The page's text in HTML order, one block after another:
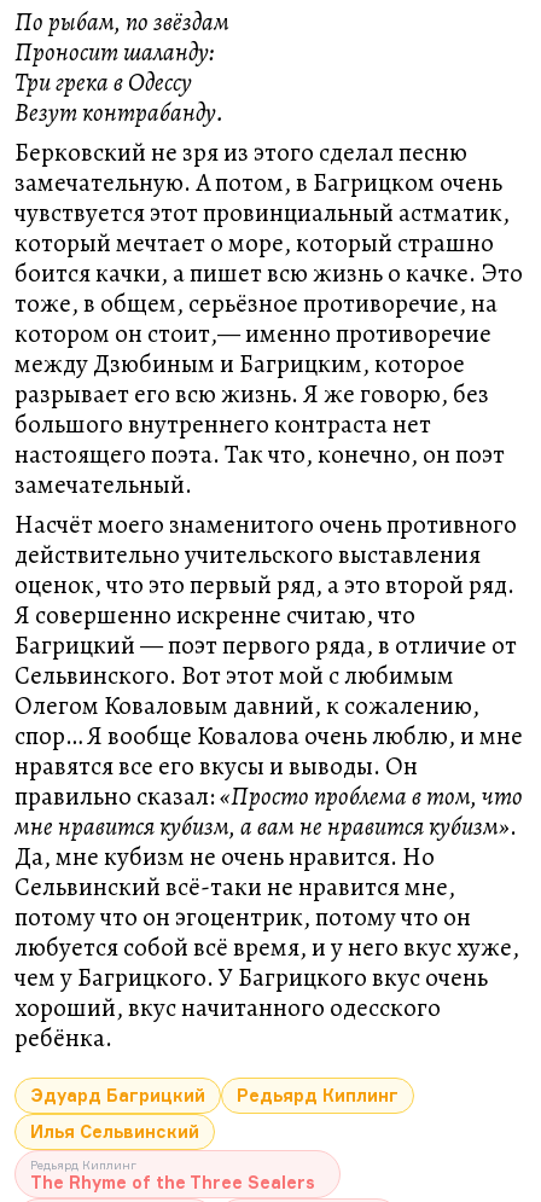
По рыбам, по звёздам
Проносит шаланду:
Три грека в Одессу
Везут контрабанду.
Берковский не зря из этого сделал песню
замечательную. А потом, в Багрицком очень
чувствуется этот провинциальный астматик,
который мечтает о море, который страшно
боится качки, а пишет всю жизнь о качке. Это
тоже, в общем, серьёзное противоречие, на
котором он стоит,— именно противоречие
между Дзюбиным и Багрицким, которое
разрывает его всю жизнь. Я же говорю, без
большого внутреннего контраста нет
настоящего поэта. Так что, конечно, он поэт
замечательный.
Насчёт моего знаменитого очень противного
действительно учительского выставления
оценок, что это первый ряд, а это второй ряд.
Я совершенно искренне считаю, что
Багрицкий — поэт первого ряда, в отличие от
Сельвинского. Вот этот мой с любимым
Олегом Коваловым давний, к сожалению,
спор… Я вообще Ковалова очень люблю, и мне
нравятся все его вкусы и выводы. Он
правильно сказал:«Просто проблема в том, что
мне нравится кубизм, а вам не нравится кубизм».
Да, мне кубизм не очень нравится. Но
Сельвинский всё-таки не нравится мне,
потому что он эгоцентрик, потому что он
любуется собой всё время, и у него вкус хуже,
чем у Багрицкого. У Багрицкого вкус очень
хороший, вкус начитанного одесского
ребёнка.
Эдуард Багрицкий
Редьярд Киплинг
Илья Сельвинский
Редьярд Киплинг
The Rhyme of the Three Sealers